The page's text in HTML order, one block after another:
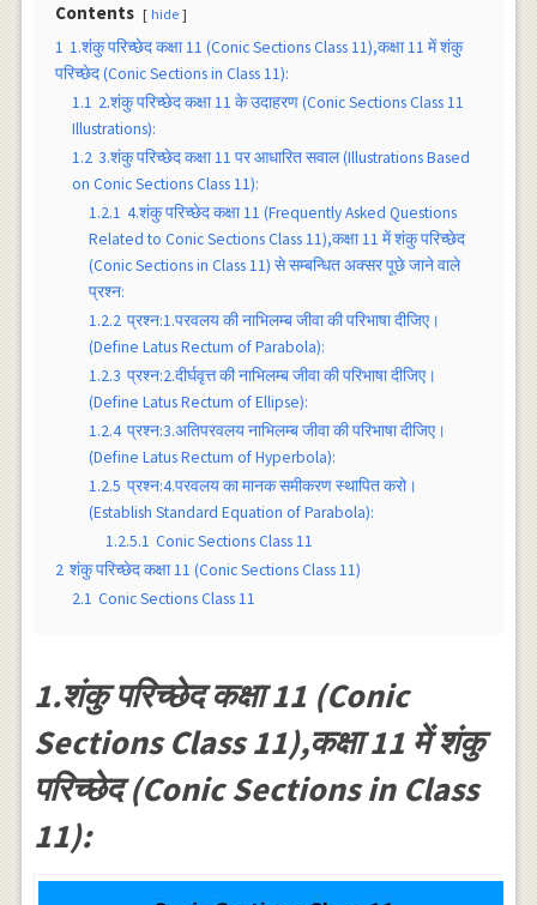
Contents hide
1 1.शंकु परिच्छेद कक्षा 11 (Conic Sections Class 11),कक्षा 11 में शंकु
परिच्छेद (Conic Sections in Class 11):
1.1 2.शंकु परिच्छेद कक्षा 11 के उदाहरण (Conic Sections Class 11
Illustrations):
1.2 3.शंकु परिच्छेद कक्षा 11 पर आधारित सवाल (Illustrations Based
on Conic Sections Class 11):
1.2.1 4.शंकु परिच्छेद कक्षा 11 (Frequently Asked Questions
Related to Conic Sections Class 11),कक्षा 11 में शंकु परिच्छेद
(Conic Sections in Class 11) से सम्बन्धित अक्सर पूछे जाने वाले
प्रश्न:
1.2.2 प्रश्न:1.परवलय की नाभिलम्ब जीवा की परिभाषा दीजिए।
(Define Latus Rectum of Parabola):
1.2.3 प्रश्न:2.दीर्घवृत्त की नाभिलम्ब जीवा की परिभाषा दीजिए।
(Define Latus Rectum of Ellipse):
1.2.4 प्रश्न:3.अतिपरवलय नाभिलम्ब जीवा की परिभाषा दीजिए।
(Define Latus Rectum of Hyperbola):
1.2.5 प्रश्न:4.परवलय का मानक समीकरण स्थापित करो।
(Establish Standard Equation of Parabola):
1.2.5.1 Conic Sections Class 11
2 शंकु परिच्छेद कक्षा 11 (Conic Sections Class 11)
2.1 Conic Sections Class 11
1.शंकु परिच्छेद कक्षा 11 (Conic
Sections Class 11),कक्षा 11 में शंकु
परिच्छेद (Conic Sections in Class
11):